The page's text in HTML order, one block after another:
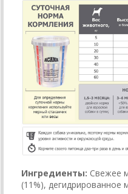
Ингредиенты: Свежее
(11%), дегидрированное